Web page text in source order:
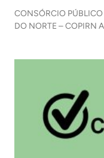
CONSÓRCIO
DO NORTE – COPIRN